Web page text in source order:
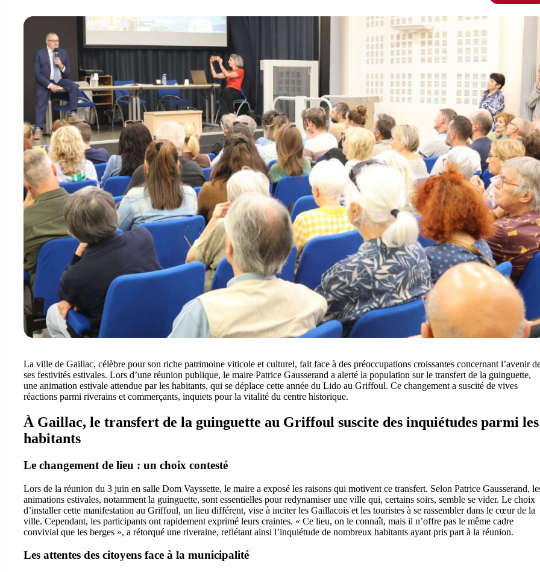
La ville de Gaillac, célèbre pour son riche patrimoine viticole et culturel, fait face à des préoccupations croissantes concernant l’avenir
ses festivités estivales. Lors d’une réunion publique, le maire Patrice Gausserand a alerté la population sur le transfert de la guinguette,
une animation estivale attendue par les habitants, qui se déplace cette année du Lido au Griffoul. Ce changement a suscité de vives
réactions parmi riverains et commerçants, inquiets pour la vitalité du centre historique.
À Gaillac, le transfert de la guinguette au Griffoul suscite des inquiétudes parmi les
habitants
Le changement de lieu : un choix contesté
Lors de la réunion du 3 juin en salle Dom Vayssette, le maire a exposé les raisons qui motivent ce transfert. Selon Patrice Gausserand,
animations estivales, notamment la guinguette, sont essentielles pour redynamiser une ville qui, certains soirs, semble se vider. Le choix
d’installer cette manifestation au Griffoul, un lieu différent, vise à inciter les Gaillacois et les touristes à se rassembler dans le cœur de la
ville. Cependant, les participants ont rapidement exprimé leurs craintes. « Ce lieu, on le connaît, mais il n’offre pas le même cadre
convivial que les berges », a rétorqué une riveraine, reflétant ainsi l’inquiétude de nombreux habitants ayant pris part à la réunion.
Les attentes des citoyens face à la municipalité